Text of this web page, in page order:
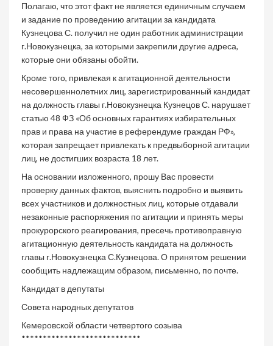
Полагаю, что этот факт не является единичным случаем
и задание по проведению агитации за кандидата
Кузнецова С. получил не один работник администрации
г.Новокузнецка, за которыми закрепили другие адреса,
которые они обязаны обойти.
Кроме того, привлекая к агитационной деятельности
несовершеннолетних лиц, зарегистрированный кандидат
на должность главы г.Новокузнецка Кузнецов С. нарушает
статью 48 ФЗ «Об основных гарантиях избирательных
прав и права на участие в референдуме граждан РФ»,
которая запрещает привлекать к предвыборной агитации
лиц, не достигших возраста 18 лет.
На основании изложенного, прошу Вас провести
проверку данных фактов, выяснить подробно и выявить
всех участников и должностных лиц, которые отдавали
незаконные распоряжения по агитации и принять меры
прокурорского реагирования, пресечь противоправную
агитационную деятельность кандидата на должность
главы г.Новокузнецка С.Кузнецова. О принятом решении
сообщить надлежащим образом, письменно, по почте.
Кандидат в депутаты
Совета народных депутатов
Кемеровской области четвертого созыва
****************************